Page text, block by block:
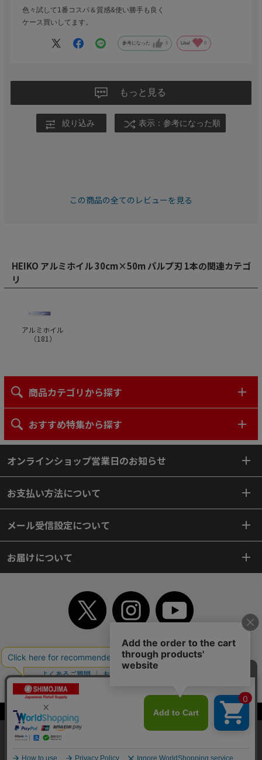
当サイトはクッキー（Cookie）を使用しています。Cookieの使用に同意いた
だける場合は「OK」をクリックしてください。
色々試して1番コスパ＆質感&使い勝手も良く
ケース買いしてます。
参考になった 0 Like! 0
もっと見る
絞り込み 表示：参考になった順
この商品の全てのレビューを見る
HEIKO アルミホイル 30cm×50m パルプ刃 1本の関連カテゴ
リ
アルミホイル
（181 ）
商品カテゴリから探す
おすすめ特集から探す
オンラインショップ営業日のお知らせ
お支払い方法について
メール受信設定について
お届けについて
TOP 初めてご利用のお客様へ ご利用案内
ご利用規約
個人情報保護方針
特定商取引法
よくあるご質問
お問い合わせ
サイトマップ
Copyright© 2018 SHIMOJIMA Co.,Ltd. All Rights Reserved.